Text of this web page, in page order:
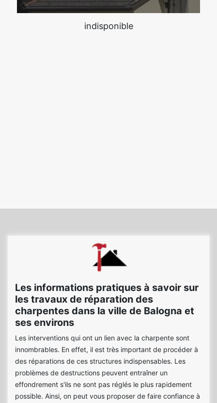
indisponible
Les informations pratiques à savoir sur
les travaux de réparation des
charpentes dans la ville de Balogna et
ses environs
Les interventions qui ont un lien avec la charpente sont
innombrables. En effet, il est très important de procéder à
des réparations de ces structures indispensables. Les
problèmes de destructions peuvent entraîner un
effondrement s'ils ne sont pas réglés le plus rapidement
possible. Ainsi, on peut vous proposer de faire confiance à